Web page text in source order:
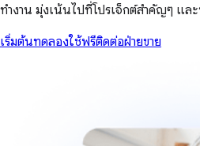
ทำงาน มุ่งเน้นไปที่โปรเจ็กต์สำคัญๆ แล
เริ่มต้นทดลองใช้ฟรีติดต่อฝ่ายขาย